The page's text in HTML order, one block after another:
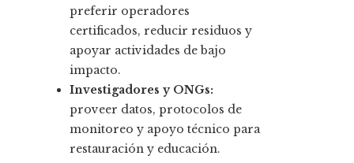
preferir operadores
certificados, reducir residuos y
apoyar actividades de bajo
impacto.
Investigadores y ONGs:
proveer datos, protocolos de
monitoreo y apoyo técnico para
restauración y educación.